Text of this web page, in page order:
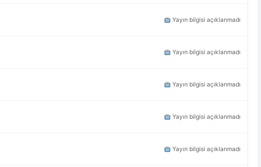
Yayın bilgisi açıklanmadı
Yayın bilgisi açıklanmadı
Yayın bilgisi açıklanmadı
Yayın bilgisi açıklanmadı
Yayın bilgisi açıklanmadı